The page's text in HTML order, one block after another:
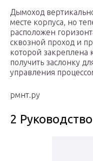
Дымоход
месте корпуса, но
расположен
сквозной проход и
которой закреплена
получить заслонку
управления
рмнт.ру
2